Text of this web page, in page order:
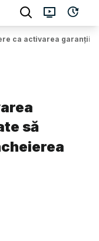
ca activarea
să